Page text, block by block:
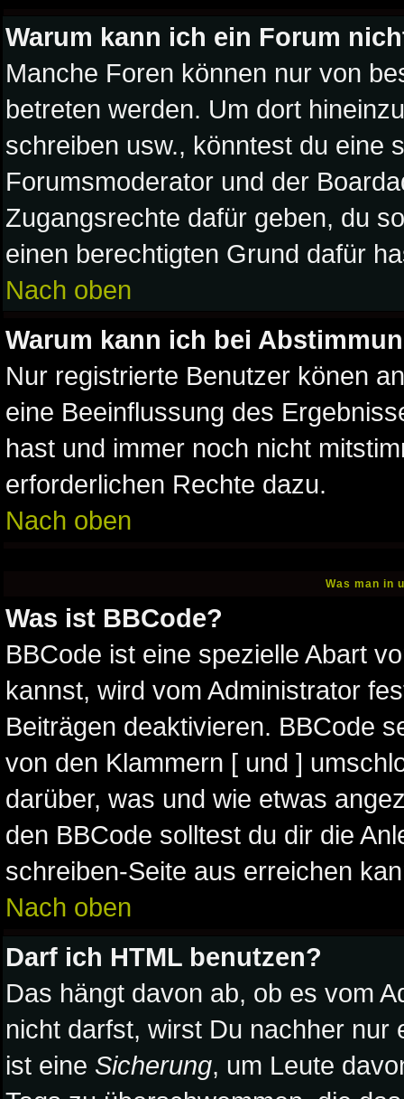
Warum kann ich ein Forum
Manche Foren können nur von
betreten werden. Um dort
schreiben usw., könntest du eine
Forumsmoderator und der
Zugangsrechte dafür geben, du
einen berechtigten Grund dafür
Nach oben
Warum kann ich bei
Nur registrierte Benutzer könen
eine Beeinflussung des
hast und immer noch nicht
erforderlichen Rechte dazu.
Nach oben
Was man in
Was ist BBCode?
BBCode ist eine spezielle Abart
kannst, wird vom Administrator
Beiträgen deaktivieren. BBCode
von den Klammern [ und ]
darüber, was und wie etwas
den BBCode solltest du dir die
schreiben-Seite aus erreichen
Nach oben
Darf ich HTML benutzen?
Das hängt davon ab, ob es vom
nicht darfst, wirst Du nachher nur
ist eine Sicherung, um Leute